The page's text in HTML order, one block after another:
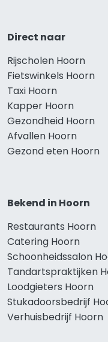
Direct naar
Rijscholen Hoorn
Fietswinkels Hoorn
Taxi Hoorn
Kapper Hoorn
Gezondheid Hoorn
Afvallen Hoorn
Gezond eten Hoorn
Bekend in Hoorn
Restaurants Hoorn
Catering Hoorn
Schoonheidssalon
Tandartspraktijken
Loodgieters Hoorn
Stukadoorsbedrijf
Verhuisbedrijf Hoorn